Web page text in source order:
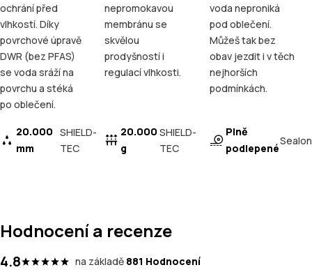
ochrání před
vlhkostí. Díky
povrchové úpravě
DWR (bez PFAS)
se voda sráží na
povrchu a stéká
po oblečení.
20.000
mm
SHIELD-
TEC
nepromokavou
membránu se
skvělou
prodyšností i
regulací vlhkosti.
20.000
g
SHIELD-
TEC
voda neproniká
pod oblečení.
Můžeš tak bez
obav jezdit i v těch
nejhorších
podmínkách.
Plně
podlepené
Sealon
Hodnocení a recenze
4.8 na základě 881 Hodnocení